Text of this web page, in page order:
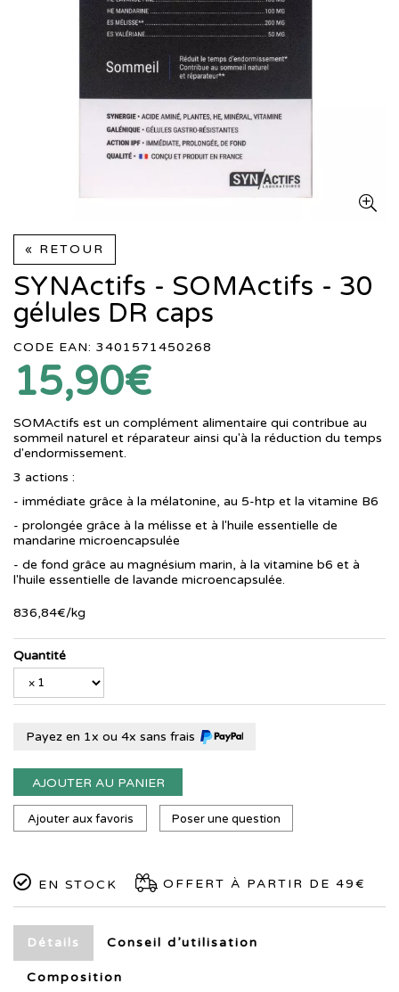
« RETOUR
SYNActifs - SOMActifs - 30
gélules DR caps
CODE EAN: 3401571450268
15,90€
SOMActifs est un complément alimentaire qui contribue au
sommeil naturel et réparateur ainsi qu'à la réduction du temps
d'endormissement.
3 actions :
- immédiate grâce à la mélatonine, au 5-htp et la vitamine B6
- prolongée grâce à la mélisse et à l'huile essentielle de
mandarine microencapsulée
- de fond grâce au magnésium marin, à la vitamine b6 et à
l'huile essentielle de lavande microencapsulée.
836,84€/kg
Quantité
Payez en 1x ou 4x sans frais
AJOUTER AU PANIER
Ajouter aux favoris Poser une question
EN STOCK OFFERT À PARTIR DE 49€
Détails Conseil d’utilisation
Composition